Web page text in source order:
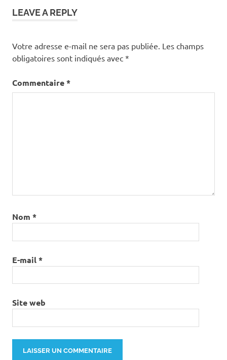
LEAVE A REPLY
Votre adresse e-mail ne sera pas publiée. Les champs
obligatoires sont indiqués avec *
Commentaire*
Nom *
E-mail*
Site web